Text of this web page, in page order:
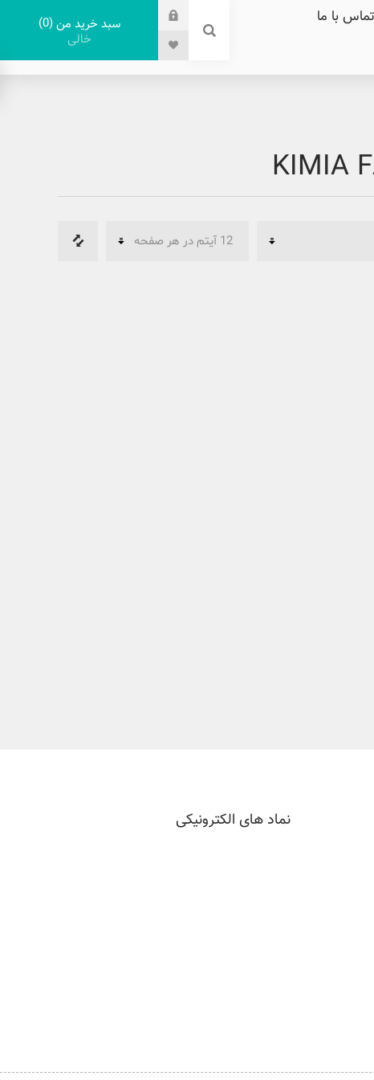
تماس با ما سبد خرید من 0
خالی
KIMIA
نماد های الکترونیکی